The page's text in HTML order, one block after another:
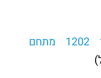
לצפייה בהוראות תוכנית הר 1202 מתחם